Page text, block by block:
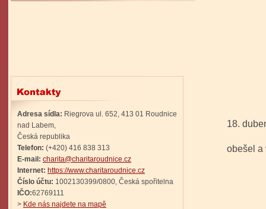
Adresa sídla: Riegrova ul. 652, 413 01 Roudnice
nad Labem,
Česká republika
Telefon: (+420) 416 838 313
E-mail: charita@charitaroudnice.cz
Internet: https://www.charitaroudnice.cz
Číslo účtu: 1002130399/0800, Česká spořitelna
IČO:62769111
> Kde nás najdete na mapě
18.
obešel a